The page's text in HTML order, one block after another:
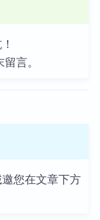
言。
您在文章下方